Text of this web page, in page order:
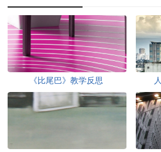
《比尾巴》教学反思